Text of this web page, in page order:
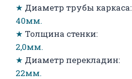
★ Диаметр трубы каркаса:
40мм.
★ Толщина стенки:
2,0мм.
★ Диаметр перекладин:
22мм.